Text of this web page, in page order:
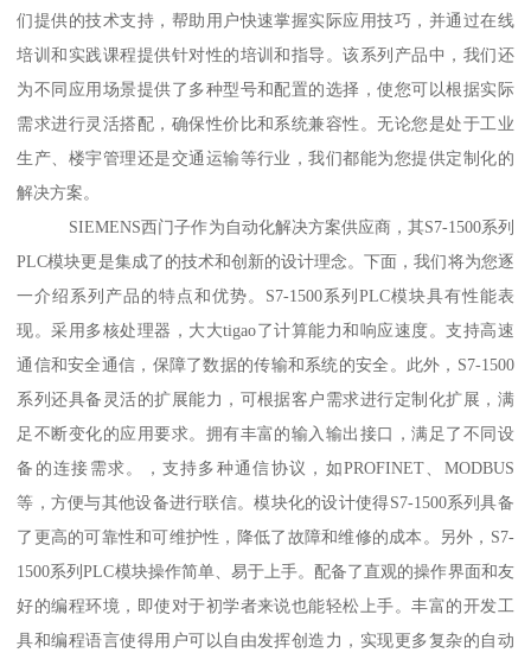
们提供的技术支持，帮助用户快速掌握实际应用技巧，并通过在线
培训和实践课程提供针对性的培训和指导。该系列产品中，我们还
为不同应用场景提供了多种型号和配置的选择，使您可以根据实际
需求进行灵活搭配，确保性价比和系统兼容性。无论您是处于工业
生产、楼宇管理还是交通运输等行业，我们都能为您提供定制化的
解决方案。
SIEMENS西门子作为自动化解决方案供应商，其S7-1500系列
PLC模块更是集成了的技术和创新的设计理念。下面，我们将为您逐
一介绍系列产品的特点和优势。S7-1500系列PLC模块具有性能表
现。采用多核处理器，大大tigao了计算能力和响应速度。支持高速
通信和安全通信，保障了数据的传输和系统的安全。此外，S7-1500
系列还具备灵活的扩展能力，可根据客户需求进行定制化扩展，满
足不断变化的应用要求。拥有丰富的输入输出接口，满足了不同设
备的连接需求。，支持多种通信协议，如PROFINET、MODBUS
等，方便与其他设备进行联信。模块化的设计使得S7-1500系列具备
了更高的可靠性和可维护性，降低了故障和维修的成本。另外，S7-
1500系列PLC模块操作简单、易于上手。配备了直观的操作界面和友
好的编程环境，即使对于初学者来说也能轻松上手。丰富的开发工
具和编程语言使得用户可以自由发挥创造力，实现更多复杂的自动